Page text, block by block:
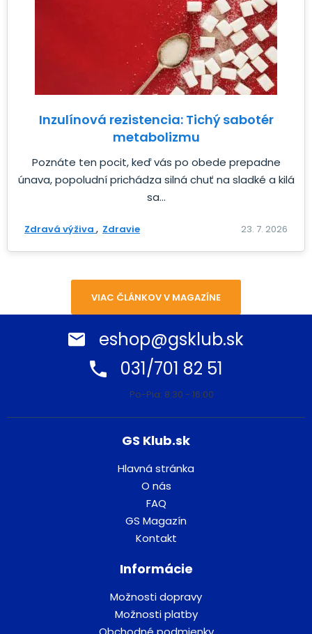
Inzulínová rezistencia: Tichý sabotér
metabolizmu
Poznáte ten pocit, keď vás po obede prepadne
únava, popoludní prichádza silná chuť na sladké a kilá
sa...
Zdravá výživa Zdravie 23. 7. 2026
VIAC ČLÁNKOV V MAGAZÍNE
eshop@gsklub.sk
031/701 82 51
Po-Pia: 8:30 - 16:00
GS Klub.sk
Hlavná stránka
O nás
FAQ
GS Magazín
Kontakt
Informácie
Možnosti dopravy
Možnosti platby